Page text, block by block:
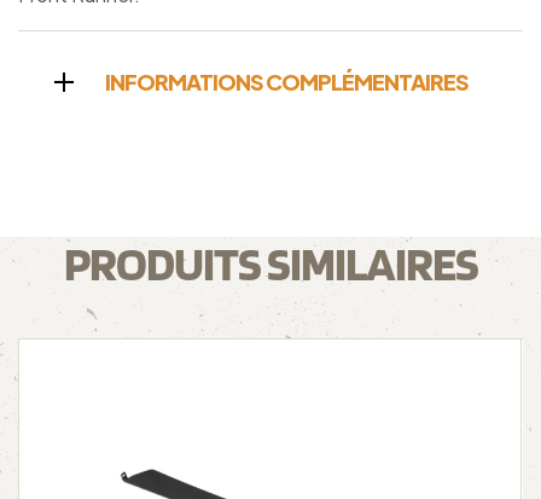
INFORMATIONS COMPLÉMENTAIRES
PRODUITS SIMILAIRES